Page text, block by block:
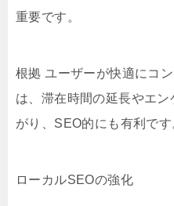
重要です。
根拠 ユーザーが快適にコ
は、滞在時間の延長やエ
がり、SEO的にも有利です
ローカルSEOの強化